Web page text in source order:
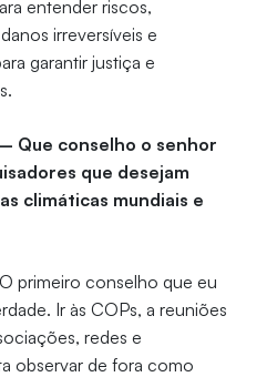
entender riscos,
irreversíveis e
garantir justiça e
Que conselho o senhor
que desejam
climáticas mundiais e
O primeiro conselho que eu
Ir às COPs, a reuniões
redes e
observar de fora como